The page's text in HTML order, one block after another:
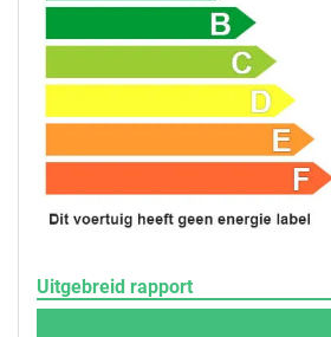
Uitgebreid rapport